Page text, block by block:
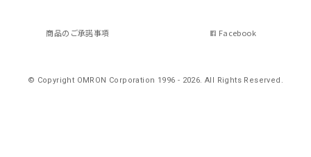
商品のご承諾事項 Facebook
© Copyright OMRON Corporation 1996 - 2026.All Rights Reserved.